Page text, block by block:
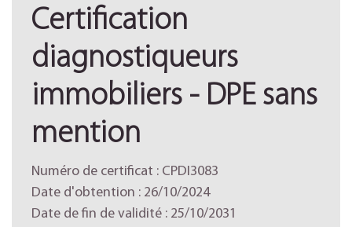
Certification
diagnostiqueurs
immobiliers - DPE sans
mention
Numéro de certificat : CPDI3083
Date d'obtention : 26/10/2024
Date de fin de validité : 25/10/2031